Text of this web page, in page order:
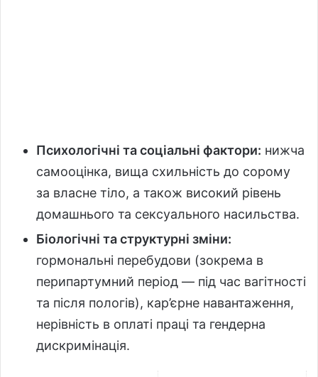
Психологічні та соціальні фактори: нижча
самооцінка, вища схильність до сорому
за власне тіло, а також високий рівень
домашнього та сексуального насильства.
Біологічні та структурні зміни:
гормональні перебудови (зокрема в
перипартумний період — під час вагітності
та після пологів), кар’єрне навантаження,
нерівність в оплаті праці та гендерна
дискримінація.